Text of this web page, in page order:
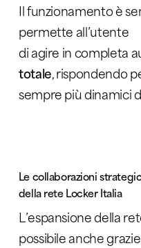
Il funzionamento è
permette all’utente
di agire in completa
totale, rispondendo
sempre più dinamici
Le collaborazioni
della rete Locker Italia
L’espansione della
possibile anche